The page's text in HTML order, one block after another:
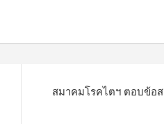
สมาคมโรคไตฯ ตอบข้อ